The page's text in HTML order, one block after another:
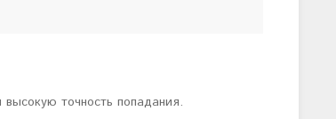
точность попадания.